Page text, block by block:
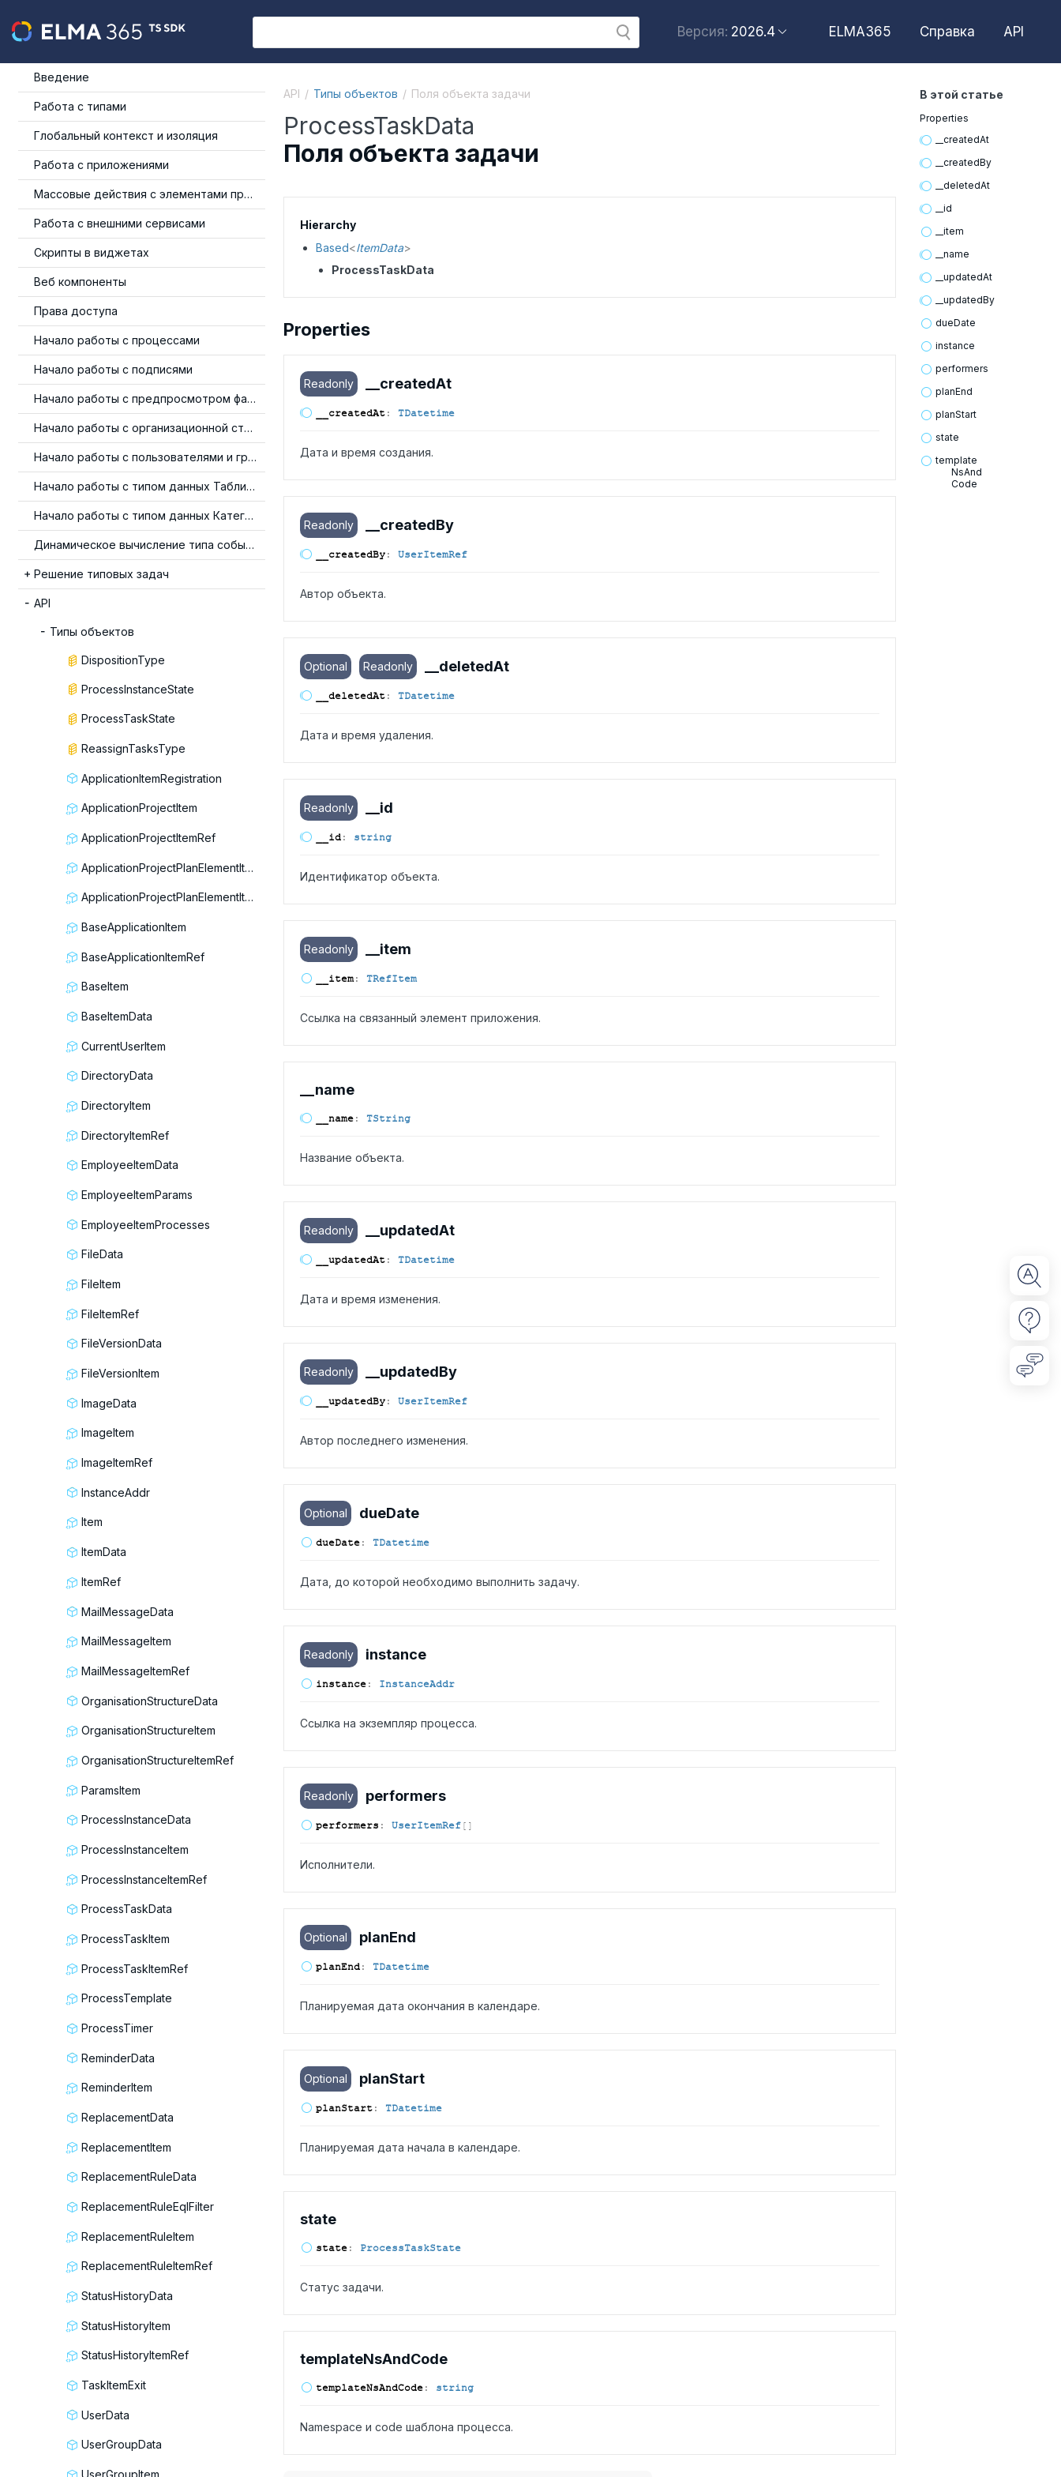
Версия: 2026.42026.6
2026.4
ELMA365 Справка API
Введение
Работа с типами
Глобальный контекст и изоляция
Работа с приложениями
Массовые действия с элементами приложения
Работа с внешними сервисами
Скрипты в виджетах
Веб компоненты
Права доступа
Начало работы с процессами
Начало работы с подписями
Начало работы с предпросмотром файлов
Начало работы с организационной структурой
Начало работы с пользователями и группами
Начало работы с типом данных Таблица
Начало работы с типом данных Категория
Динамическое вычисление типа события
Решение типовых задач
API
Типы объектов
DispositionType
ProcessInstanceState
ProcessTaskState
ReassignTasksType
ApplicationItemRegistration
ApplicationProjectItem
ApplicationProjectItemRef
ApplicationProjectPlanElementItem
ApplicationProjectPlanElementItemRef
BaseApplicationItem
BaseApplicationItemRef
BaseItem
BaseItemData
CurrentUserItem
DirectoryData
DirectoryItem
DirectoryItemRef
EmployeeItemData
EmployeeItemParams
EmployeeItemProcesses
FileData
FileItem
FileItemRef
FileVersionData
FileVersionItem
ImageData
ImageItem
ImageItemRef
InstanceAddr
Item
ItemData
ItemRef
MailMessageData
MailMessageItem
MailMessageItemRef
OrganisationStructureData
OrganisationStructureItem
OrganisationStructureItemRef
ParamsItem
ProcessInstanceData
ProcessInstanceItem
ProcessInstanceItemRef
ProcessTaskData
ProcessTaskItem
ProcessTaskItemRef
ProcessTemplate
ProcessTimer
ReminderData
ReminderItem
ReplacementData
ReplacementItem
ReplacementRuleData
ReplacementRuleEqlFilter
ReplacementRuleItem
ReplacementRuleItemRef
StatusHistoryData
StatusHistoryItem
StatusHistoryItemRef
TaskItemExit
UserData
UserGroupData
UserGroupItem
API Типы объектов Поля объекта задачи
ProcessTaskData
Поля объекта задачи
Hierarchy
Based<ItemData>
ProcessTaskData
Properties
Readonly __createdAt
__createdAt: TDatetime
Дата и время создания.
Readonly __createdBy
__createdBy: UserItemRef
Автор объекта.
Optional Readonly __deletedAt
__deletedAt: TDatetime
Дата и время удаления.
Readonly __id
__id: string
Идентификатор объекта.
Readonly __item
__item: TRefItem
Ссылка на связанный элемент приложения.
__name
__name: TString
Название объекта.
Readonly __updatedAt
__updatedAt: TDatetime
Дата и время изменения.
Readonly __updatedBy
__updatedBy: UserItemRef
Автор последнего изменения.
Optional dueDate
dueDate: TDatetime
Дата, до которой необходимо выполнить задачу.
Readonly instance
instance: InstanceAddr
Ссылка на экземпляр процесса.
Readonly performers
performers : UserItemRef[]
Исполнители.
Optional planEnd
planEnd: TDatetime
Планируемая дата окончания в календаре.
Optional planStart
planStart: TDatetime
Планируемая дата начала в календаре.
state
state: ProcessTaskState
Статус задачи.
templateNsAndCode
templateNsAndCode: string
Namespace и code шаблона процесса.
В этой статье
Properties
__createdAt
__createdBy
__deletedAt
__id
__item
__name
__updatedAt
__updatedBy
dueDate
instance
performers
planEnd
planStart
state
template
NsAnd
Code